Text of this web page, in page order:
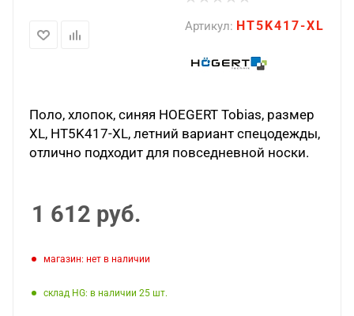
Артикул: HT5K417-XL
Поло, хлопок, синяя HOEGERT Tobias, размер
XL, HT5K417-XL, летний вариант спецодежды,
отлично подходит для повседневной носки.
1 612 руб.
Магазин: нет в наличии
Склад HG: в наличии 25